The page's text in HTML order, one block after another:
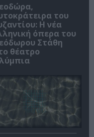
του
Η νέα
όπερα του
Στάθη
θέατρο